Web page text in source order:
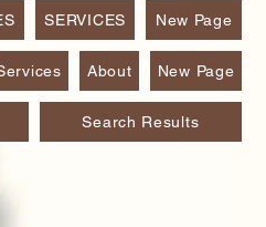
SERVICES New Page
About New Page
Search Results